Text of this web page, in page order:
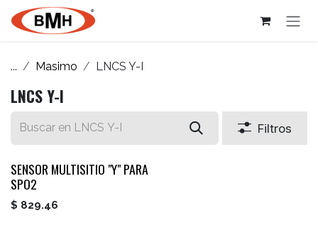
Ir al contenido
... Masimo LNCS Y-I
LNCS Y-I
Filtros
SENSOR MULTISITIO "Y" PARA
SPO2
$ 829.46